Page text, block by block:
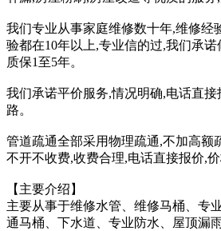
我们专业从事家庭维修数十年,维修经
验都在10年以上,专业信的过,我们承
质保1至5年。
我们承诺平价服务,情况明确,电话直
路。
管道疏通全部采用物理疏通,不加高额
不开不收费,收费合理,电话直接报价,
【主要介绍】
主要从事于维修水管、维修马桶、专
通马桶、下水道、专业防水、屋顶漏